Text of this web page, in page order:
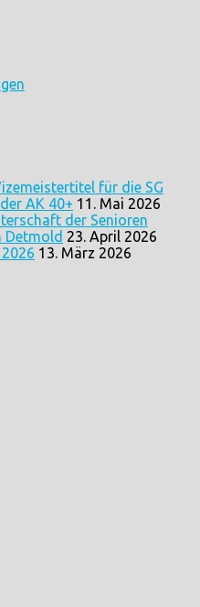
für die SG
AK 40+ 11. Mai 2026
der Senioren
Detmold 23. April 2026
13. März 2026